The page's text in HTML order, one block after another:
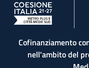
Cofinanziamento
nell'ambito del